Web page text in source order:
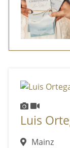
Luis
Mainz